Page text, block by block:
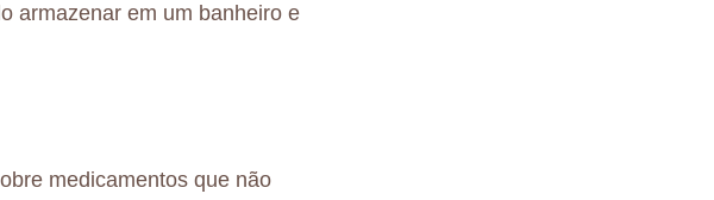
armazenar em um banheiro e
medicamentos que não